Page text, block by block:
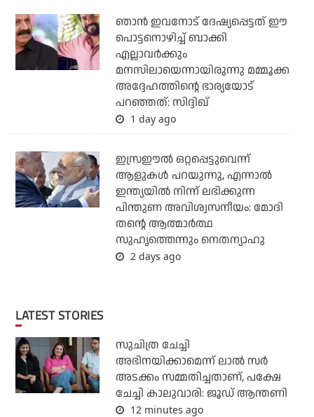
ഞാന്‍ ഇവനോട് ദേഷ്യപ്പെട്ടത് ഈ
പൊട്ടനൊഴിച്ച് ബാക്കി
എല്ലാവര്‍ക്കും
മനസിലായെന്നായിരുന്നു മമ്മൂക്ക
അദ്ദേഹത്തിന്റെ ഭാര്യയോട്
പറഞ്ഞത്: സിദ്ദിഖ്
1 day ago
ഇസ്രഈല്‍ ഒറ്റപ്പെട്ടുവെന്ന്
ആളുകള്‍ പറയുന്നു, എന്നാല്‍
ഇന്ത്യയില്‍ നിന്ന് ലഭിക്കുന്ന
പിന്തുണ അവിശ്വസനീയം: മോദി
തന്റെ ആത്മാര്‍ത്ഥ
സുഹൃത്തെന്നും നെതന്യാഹു
2 days ago
LATEST STORIES
സുചിത്ര ചേച്ചി
അഭിനയിക്കാമെന്ന് ലാല്‍ സര്‍
അടക്കം സമ്മതിച്ചതാണ്, പക്ഷേ
ചേച്ചി കാലുവാരി: ജൂഡ് ആന്തണി
12 minutes ago